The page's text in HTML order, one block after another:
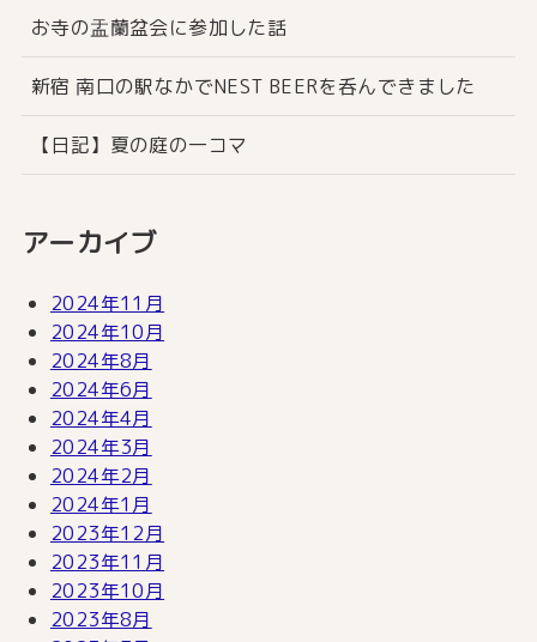
お寺の盂蘭盆会に参加した話
新宿 南口の駅なかでNEST BEERを呑んできました
【日記】夏の庭の一コマ
アーカイブ
2024年11月
2024年10月
2024年8月
2024年6月
2024年4月
2024年3月
2024年2月
2024年1月
2023年12月
2023年11月
2023年10月
2023年8月